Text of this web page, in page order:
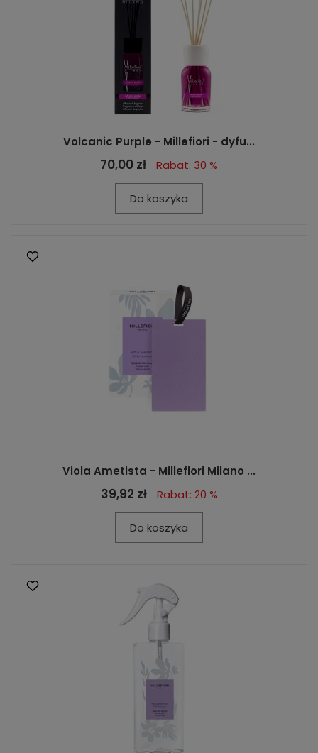
Volcanic Purple - Millefiori - dyfu...
70,00 zł Rabat: 30 %
Do koszyka
Viola Ametista - Millefiori Milano ...
39,92 zł Rabat: 20 %
Do koszyka